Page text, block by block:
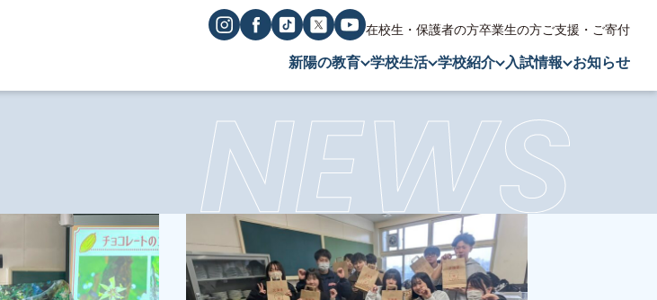
在校生・保護者の方卒業生の方ご支援・ご寄付
新陽の教育 学校生活 学校紹介 入試情報 お知らせ